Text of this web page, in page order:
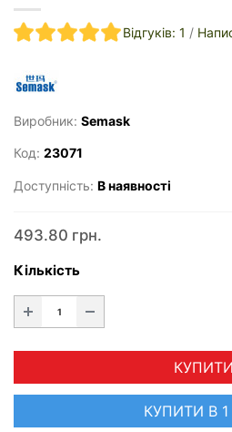
Відгуків: 1 /
Виробник: Semask
Код: 23071
Доступність: В наявності
493.80 грн.
Кількість
КУПИТИ
КУПИТИ В 1